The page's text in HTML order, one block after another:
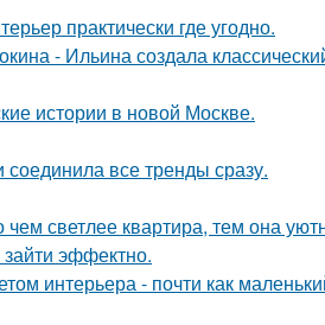
практически где угодно.
- Ильина создала
истории в новой Москве.
все тренды сразу.
светлее квартира, тем она
эффектно.
интерьера - почти как